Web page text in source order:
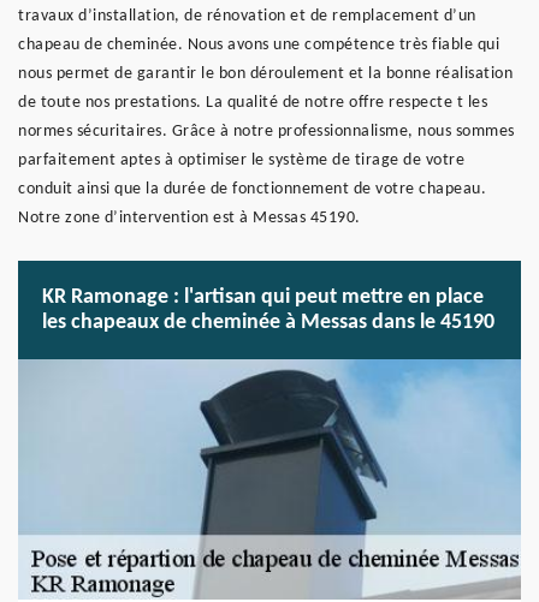
travaux d’installation, de rénovation et de remplacement d’un
chapeau de cheminée. Nous avons une compétence très fiable qui
nous permet de garantir le bon déroulement et la bonne réalisation
de toute nos prestations. La qualité de notre offre respecte t les
normes sécuritaires. Grâce à notre professionnalisme, nous sommes
parfaitement aptes à optimiser le système de tirage de votre
conduit ainsi que la durée de fonctionnement de votre chapeau.
Notre zone d’intervention est à Messas 45190.
KR Ramonage : l'artisan qui peut mettre en place
les chapeaux de cheminée à Messas dans le 45190